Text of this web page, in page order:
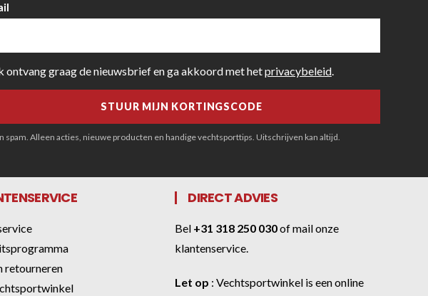
ontvang graag de nieuwsbrief en ga akkoord met hetprivacybeleid.
spam. Alleen acties, nieuwe producten en handige vechtsporttips. Uitschrijven kan altijd.
retourneren
DIRECT ADVIES
Bel +31 318 250 030ofmail onze
klantenservice.
Let op :Vechtsportwinkel is een online